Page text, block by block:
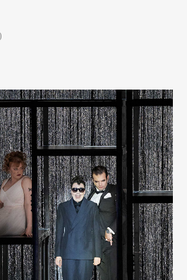
動作不再服膺於效率、精準或技巧性
間流中，揭示身體內部細微且複雜的
繃的不安感，同時將肉身推向視覺焦
中，觀眾被迫放棄日常「快速辨識」
轉而凝視肉身每一吋微小的顫動。紅
意識之間的閾限空間，邀請觀者脫離
與知覺編織而成的身體世界。